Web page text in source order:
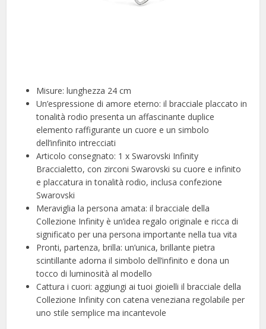
Misure: lunghezza 24 cm
Un’espressione di amore eterno: il bracciale placcato in
tonalità rodio presenta un affascinante duplice
elemento raffigurante un cuore e un simbolo
dell’infinito intrecciati
Articolo consegnato: 1 x Swarovski Infinity
Braccialetto, con zirconi Swarovski su cuore e infinito
e placcatura in tonalità rodio, inclusa confezione
Swarovski
Meraviglia la persona amata: il bracciale della
Collezione Infinity è un’idea regalo originale e ricca di
significato per una persona importante nella tua vita
Pronti, partenza, brilla: un’unica, brillante pietra
scintillante adorna il simbolo dell’infinito e dona un
tocco di luminosità al modello
Cattura i cuori: aggiungi ai tuoi gioielli il bracciale della
Collezione Infinity con catena veneziana regolabile per
uno stile semplice ma incantevole